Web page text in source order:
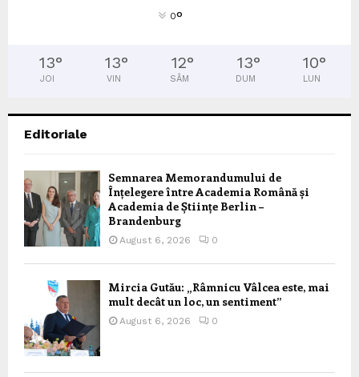
0°
13°
JOI
13°
VIN
12°
SÂM
13°
DUM
10°
LUN
Editoriale
Semnarea Memorandumului de
Înțelegere între Academia Română și
Academia de Științe Berlin –
Brandenburg
August 6, 2026 0
Mircia Gutău: „Râmnicu Vâlcea este, mai
mult decât un loc, un sentiment”
August 6, 2026 0